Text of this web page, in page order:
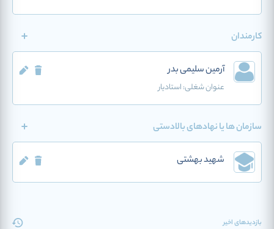
کارمندان
آرمین سلیمی بدر
عنوان شغلی:استادیار
سازمان ها یا نهادهای بالادستی
شهید بهشتی
بازدیدهای اخیر